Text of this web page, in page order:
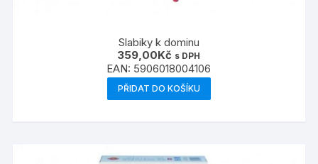
Slabiky k dominu
359,00Kč s DPH
EAN: 5906018004106
PŘIDAT DO KOŠÍKU